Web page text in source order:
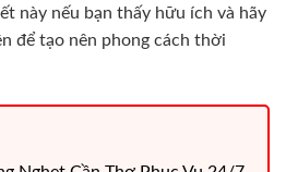
này nếu bạn thấy hữu ích và hãy
để tạo nên phong cách thời